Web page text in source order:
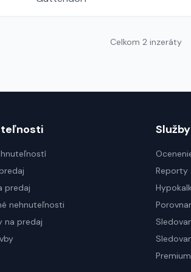
Celkom 2 inzeráty
predaj
nehnuteľnosti
na predaj
Služby
Reporty